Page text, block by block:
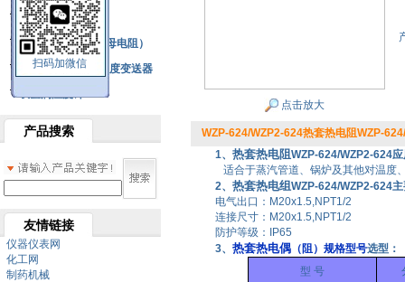
扫码加微信
热电阻
铂热电阻元件（云母电阻）
SBW系列一体化温度变送器
双金属温度计
产品搜索
友情链接
仪器仪表网
化工网
制药机械
点击放大
WZP-624/WZP2-624热套热电阻WZP-
1、 热套热电阻WZP-624/WZP2-624应
适合于蒸汽管道、锅炉及其他对温度
2、 热套热电组WZP-624/WZP2-624
电气出口：M20x1.5,NPT1/2
连接尺寸：M20x1.5,NPT1/2
防护等级：IP65
3、 热套热电偶（阻）规格型号选型：
型 号